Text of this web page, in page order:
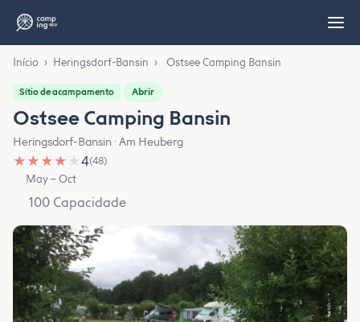
Início › Heringsdorf-Bansin › Ostsee Camping Bansin
Sítio de acampamento Abrir
Ostsee Camping Bansin
Heringsdorf-Bansin · Am Heuberg
★ ★ ★ ★ ★4(48)
May – Oct
100 Capacidade